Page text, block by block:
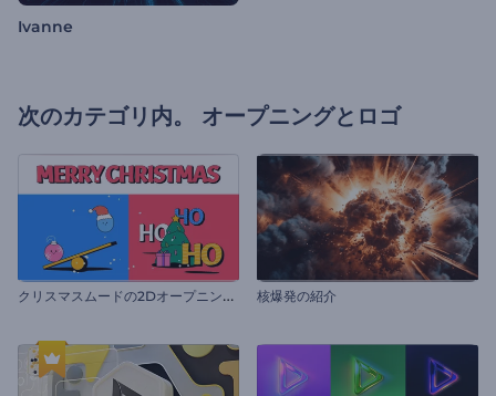
Ivanne
次のカテゴリ内。 オープニングとロゴ
ク
リスマスムードの2Dオープニング動画 核爆発の紹介